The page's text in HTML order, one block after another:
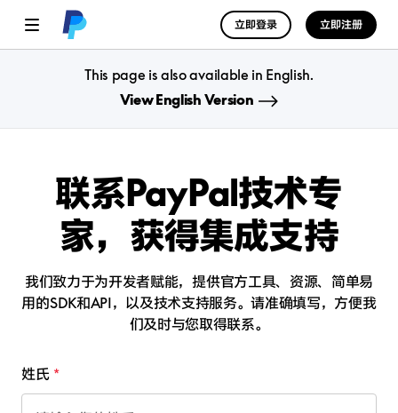
立即登录 立即注册
This page is also available in English.
View English Version
联系PayPal技术专
家， 获得集成支持
我们致力于为开发者赋能，提供官方工具、资源、简单易
用的SDK和API，以及技术支持服务。请准确填写，方便我
们及时与您取得联系。
姓氏